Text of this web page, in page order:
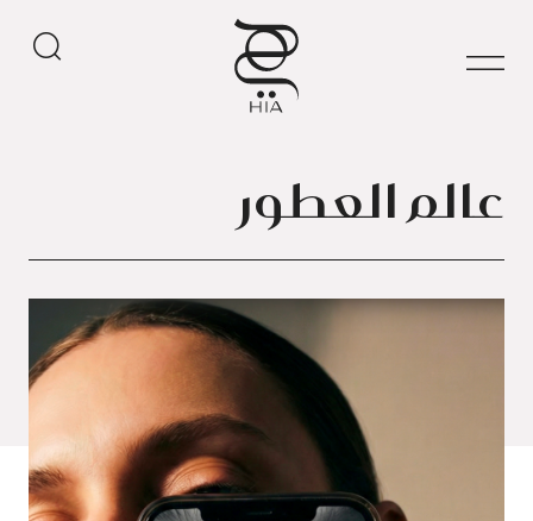
عالم العطور